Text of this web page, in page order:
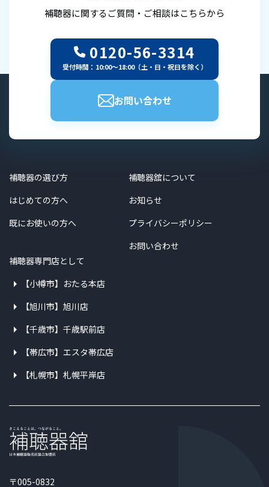
補聴器に関するご質問・ご相談はこちらから
0120-56-3314
受付時間：10:00～18:00（土・日・祝日を除く）
お問い合わせ
補聴器の選び方
はじめての方へ
既にお使いの方へ
補聴器舘について
お知らせ
プライバシーポリシー
お問い合わせ
補聴器専門店として
【小樽市】おたる本店
【旭川市】旭川店
【千歳市】千歳駅前店
【帯広市】エスタ帯広店
【札幌市】札幌平岸店
〒005-0832